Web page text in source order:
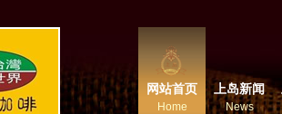
网站首页
Home
上岛新闻
News